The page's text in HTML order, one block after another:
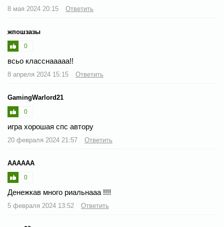
8 мая 2024 20:15 Ответить
жпошзазы
0
всьо класснааааа!!
8 апреля 2024 15:15 Ответить
GamingWarlord21
0
игра хорошая спс автору
20 февраля 2024 21:57 Ответить
АААААА
0
Денежкав много риальнааа !!!!
5 февраля 2024 13:52 Ответить